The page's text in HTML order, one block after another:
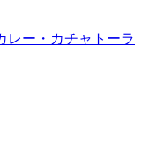
ー・カチャトーラ